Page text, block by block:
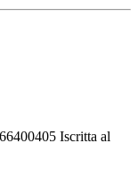
Iscritta al